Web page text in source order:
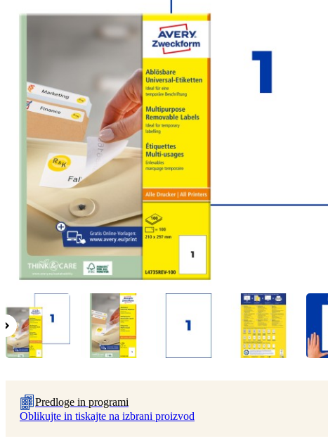
Predloge in programi
Oblikujte in tiskajte na izbrani proizvod